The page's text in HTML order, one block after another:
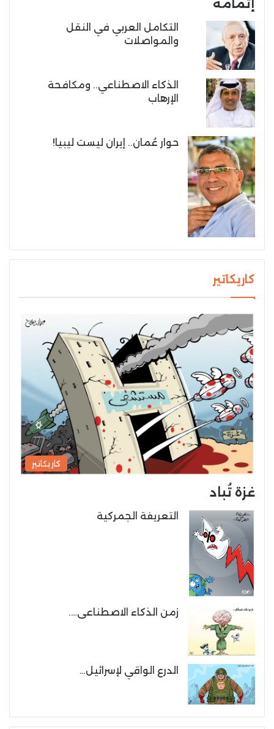
إتمامه
التكامل العربي في النقل
والمواصلات
الذكاء الاصطناعي.. ومكافحة
الإرهاب
حوار عُمان.. إيران ليست ليبيا!
كاريكاتير
كاريكاتير
غزة تُباد
التعريفة الجمركية
زمن الذكاء الاصطناعى….
الدرع الواقي لإسرائيل…